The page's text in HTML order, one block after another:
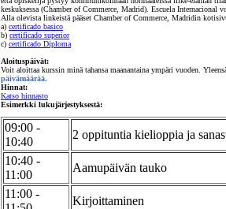
keskuksessa (Chamber of Commerce, Madrid). Escuela Internacional
Alla olevista linkeistä pääset Chamber of Commerce, Madridin
a) certificado basico
b) certificado superior
c) certificado Diploma
Aloituspäivät:
Voit aloittaa kurssin minä tahansa maanantaina ympäri vuoden.
päivämäärää.
Hinnat:
Katso hinnasto
Esimerkki lukujärjestyksestä:
09:00 -
10:40
2 oppituntia kielioppia ja
10:40 -
11:00
Aamupäivän tauko
11:00 -
Kirjoittaminen